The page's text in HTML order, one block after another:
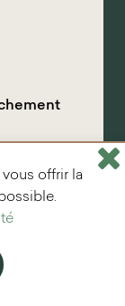
offrir la